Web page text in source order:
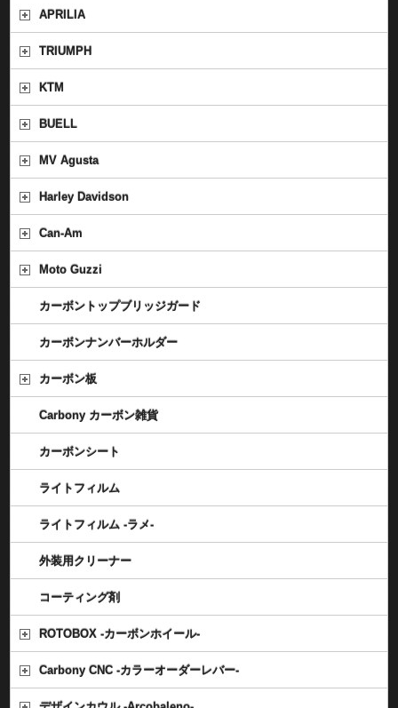
APRILIA
TRIUMPH
KTM
BUELL
MV Agusta
Harley Davidson
Can-Am
Moto Guzzi
カーボントップブリッジガード
カーボンナンバーホルダー
カーボン板
Carbony カーボン雑貨
カーボンシート
ライトフィルム
ライトフィルム -ラメ-
外装用クリーナー
コーティング剤
ROTOBOX -カーボンホイール-
Carbony CNC -カラーオーダーレバー-